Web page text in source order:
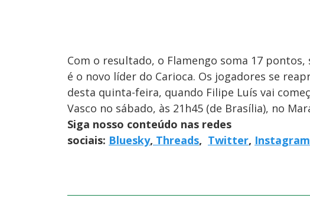
Com o resultado, o Flamengo soma 17
é o novo líder do Carioca. Os jogadores se
desta quinta-feira, quando Filipe Luís vai
Vasco no sábado, às 21h45 (de Brasília), no
Siga nosso conteúdo nas redes
sociais: Bluesky, Threads, Twitter, Instagram